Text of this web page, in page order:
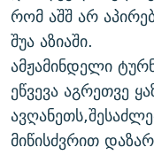
რომ აშშ არ
შუა აზიაში.
ამჟამინდელი
ეწვევა აგრეთვე
მიწისძვრით